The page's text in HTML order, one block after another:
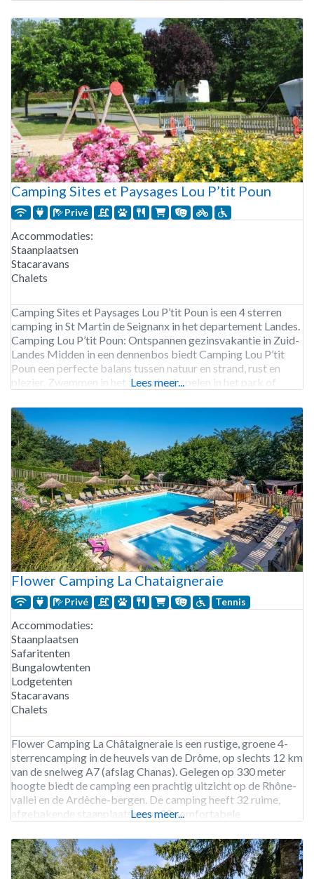
chloor. Vanaf de camping kun je starten met
Camping Sites et Paysages Lou P’tit Poun
Privé
Accommodaties:
Staanplaatsen
Stacaravans
Chalets
Camping Sites et Paysages Lou P’tit Poun is een 4 sterren
camping in St Martin de Seignanx in het departement Landes.
Camping Lou P’tit Poun: Ontspannen gezinsvakantie in Zuid-
Landes Midden in een dennenbos biedt Camping Lou P’tit
Poun een perfecte balans tussen natuur en strand, rust en
plezier. Zwemmen in het zwembad, spelen in het park of
Lees meer...
Flower Camping La Chataigneraie
Privé Tennis
Accommodaties:
Staanplaatsen
Safaritenten
Bungalowtenten
Lodgetenten
Stacaravans
Chalets
Flower Camping La Châtaigneraie is een rustige, groene 4-
sterrencamping in de heuvels van de Drôme, op slechts 12 km
van de snelweg A7 (afslag Chanas). Gelegen op 330 meter
hoogte biedt de camping een prachtig uitzicht op de Rhône-
vallei en de Ardèche-bergen. De camping heeft 32 ruime,
afgebakende staanplaatsen en 30 comfortabele
faciliteiten, zoals
Lees meer...